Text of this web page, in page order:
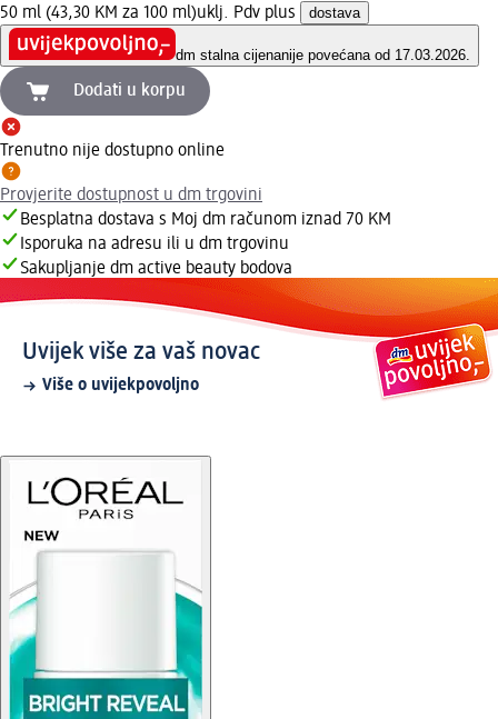
50 ml (43,30 KM za 100 ml)uklj. Pdv plus dostava
dm stalna cijenanije povećana od 17.03.2026.
Dodati u korpu
Trenutno nije dostupno online
Provjerite dostupnost u dm trgovini
Besplatna dostava s Moj dm računom iznad 70 KM
Isporuka na adresu ili u dm trgovinu
Sakupljanje dm active beauty bodova
Uvijek više za vaš novac
Više o uvijekpovoljno